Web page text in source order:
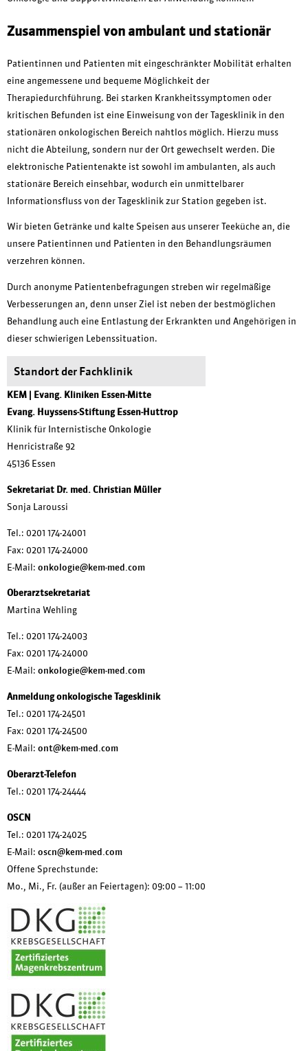
Zusammenspiel von ambulant und stationär
Patientinnen und Patienten mit eingeschränkter Mobilität erhalten
eine angemessene und bequeme Möglichkeit der
Therapiedurchführung. Bei starken Krankheitssymptomen oder
kritischen Befunden ist eine Einweisung von der Tagesklinik in den
stationären onkologischen Bereich nahtlos möglich. Hierzu muss
nicht die Abteilung, sondern nur der Ort gewechselt werden. Die
elektronische Patientenakte ist sowohl im ambulanten, als auch
stationäre Bereich einsehbar, wodurch ein unmittelbarer
Informationsfluss von der Tagesklinik zur Station gegeben ist.
Wir bieten Getränke und kalte Speisen aus unserer Teeküche an, die
unsere Patientinnen und Patienten in den Behandlungsräumen
verzehren können.
Durch anonyme Patientenbefragungen streben wir regelmäßige
Verbesserungen an, denn unser Ziel ist neben der bestmöglichen
Behandlung auch eine Entlastung der Erkrankten und Angehörigen in
dieser schwierigen Lebenssituation.
Standort der Fachklinik
KEM | Evang. Kliniken Essen-Mitte
Evang. Huyssens-Stiftung Essen-Huttrop
Klinik für Internistische Onkologie
Henricistraße 92
45136 Essen
Sekretariat Dr. med. Christian Müller
Sonja Laroussi
Tel.: 0201 174-24001
Fax: 0201 174-24000
E-Mail: onkologie@kem-med.com
Oberarztsekretariat
Martina Wehling
Tel.: 0201 174-24003
Fax: 0201 174-24000
E-Mail: onkologie@kem-med.com
Anmeldung onkologische Tagesklinik
Tel.: 0201 174-24501
Fax: 0201 174-24500
E-Mail: ont@kem-med.com
Oberarzt-Telefon
Tel.: 0201 174-24444
OSCN
Tel.: 0201 174-24025
E-Mail: oscn@kem-med.com
Offene Sprechstunde:
Mo., Mi., Fr. (außer an Feiertagen): 09:00 – 11:00